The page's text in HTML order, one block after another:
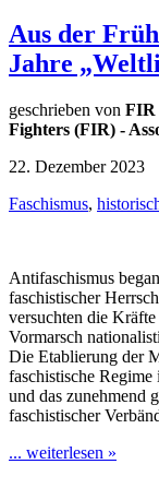
Aus der
Jahre
geschrieben von FIR
Fighters (FIR) -
22. Dezember 2023
Faschismus,
Antifaschismus
faschistischer
versuchten die
Vormarsch
Die Etablierung der
faschistische
und das zunehmend
faschistischer
... weiterlesen »